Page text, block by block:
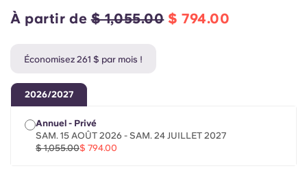
À partir de$ 1,055.00 $ 794.00
Économisez 261 $ par mois !
2026/2027
Annuel - Privé
SAM. 15 AOÛT 2026 - SAM. 24 JUILLET 2027
$ 1,055.00$ 794.00